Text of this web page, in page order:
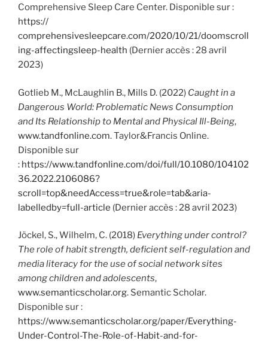
Comprehensive Sleep Care Center. Disponible sur :
https://
comprehensivesleepcare.com/2020/10/21/doomscroll
ing-affectingsleep-health (Dernier accès : 28 avril
2023)
Gotlieb M., McLaughlin B., Mills D. (2022) Caught in a
Dangerous World: Problematic News Consumption
and Its Relationship to Mental and Physical Ill-Being,
www.tandfonline.com. Taylor&Francis Online.
Disponible sur
: https://www.tandfonline.com/doi/full/10.1080/104102
36.2022.2106086?
scroll=top&needAccess=true&role=tab&aria-
labelledby=full-article (Dernier accès : 28 avril 2023)
Jöckel, S., Wilhelm, C. (2018) Everything under control?
The role of habit strength, deficient self-regulation and
media literacy for the use of social network sites
among children and adolescents,
www.semanticscholar.org. Semantic Scholar.
Disponible sur :
https://www.semanticscholar.org/paper/Everything-
Under-Control-The-Role-of-Habit-and-for-